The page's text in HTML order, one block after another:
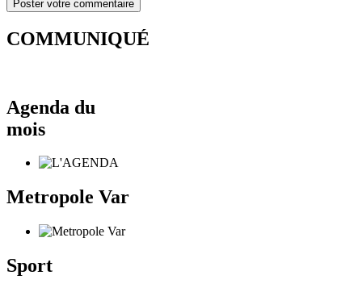
COMMUNIQUÉ
Agenda du
mois
Metropole Var
Sport